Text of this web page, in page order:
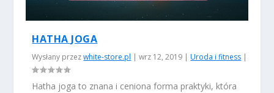
HATHA JOGA
Wysłany przezwhite-store.pl |wrz 12, 2019 |Uroda i fitness |
Hatha joga to znana i ceniona forma praktyki, która